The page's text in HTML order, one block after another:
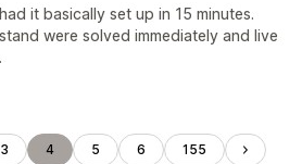
it basically set up in 15 minutes.
were solved immediately and live
3 4 5 6 155